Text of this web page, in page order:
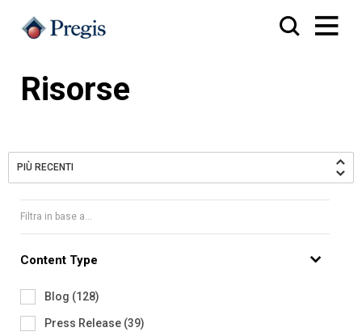
Risorse
PIÙ RECENTI
Filtra in base a...
Content Type
Blog (128)
Press Release (39)